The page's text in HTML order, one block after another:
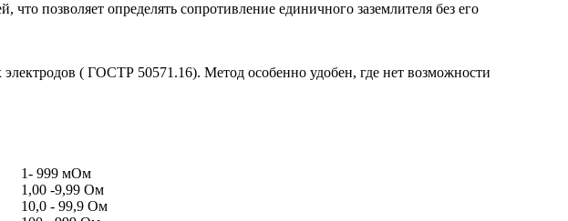
позволяет определять сопротивление единичного заземлителя без его
( ГОСТР 50571.16). Метод особенно удобен, где нет возможности
1- 999 мОм
1,00 -9,99 Ом
10,0 - 99,9 Ом